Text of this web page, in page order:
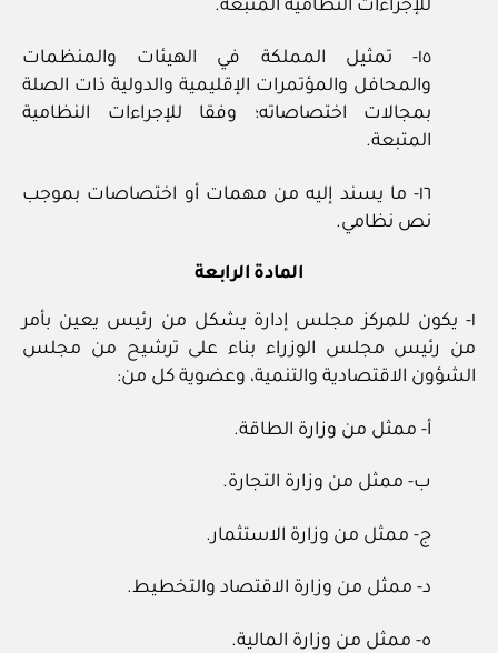
للإجراءات النظامية المتبعة.
١٥‏- تمثيل المملكة في الهيئات والمنظمات
والمحافل والمؤتمرات الإقليمية والدولية ذات الصلة
بمجالات اختصاصاته؛ وفقا للإجراءات النظامية
المتبعة.
١٦‏- ما يسند إليه من مهمات أو اختصاصات بموجب
نص نظامي.
المادة الرابعة
١‏- يكون للمركز مجلس إدارة يشكل من رئيس يعين بأمر
من رئيس مجلس الوزراء بناء على ترشيح من مجلس
الشؤون الاقتصادية والتنمية، وعضوية كل من:
أ‏- ممثل من وزارة الطاقة.
ب‏- ممثل من وزارة التجارة.
ج‏- ممثل من وزارة الاستثمار.
د‏- ممثل من وزارة الاقتصاد والتخطيط.
ه‏- ممثل من وزارة المالية.